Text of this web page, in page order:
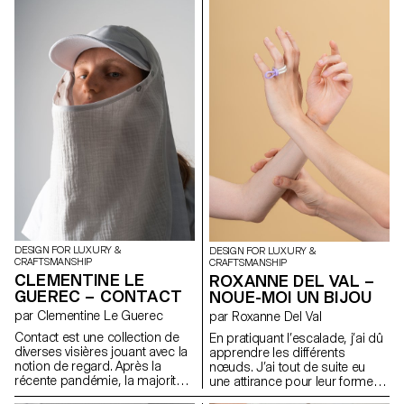
Et il y a toujours une
atmosphère joyeuse et de
bonnes vibrations autour d’eux.
C’est pourquoi j’ai décidé de
concevoir Play Collection for
Picnic. J’utilise des matériaux
durables comme le liège, le
papier, mais en même temps,
je fais un effort pour garder
l’esthétique de l’objet. L’une des
beautés durables est la
technique de gravure. Non
seulement cela réduit une
encre chimique pour
l’impression, mais cela permet
également aux gens de
ressentir le contraste entre la
lumière et l’ombre à travers
l’objet.
DESIGN FOR LUXURY &
CRAFTSMANSHIP
CLEMENTINE LE
GUEREC – CONTACT
par Clementine Le Guerec
Contact est une collection de
diverses visières jouant avec la
notion de regard. Après la
récente pandémie, la majorité
de nos échanges et la lecture
DESIGN FOR LUXURY &
CRAFTSMANSHIP
ROXANNE DEL VAL –
NOUE-MOI UN BIJOU
par Roxanne Del Val
En pratiquant l’escalade, j’ai dû
apprendre les différents
nœuds. J’ai tout de suite eu
une attirance pour leur forme,
mais aussi leur symbolique : ils